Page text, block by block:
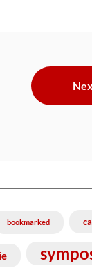
bookmarked